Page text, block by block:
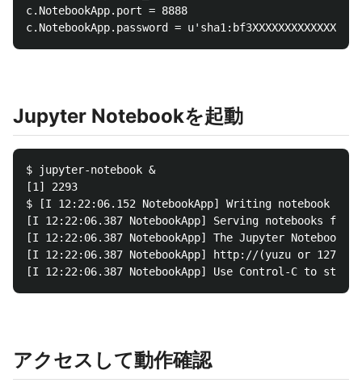
c.NotebookApp.port = 8888
Jupyter Notebookを起動
$ jupyter-notebook &
[1] 2293
$ [I 12:22:06.152 NotebookApp] Writing notebook
[I 12:22:06.387 NotebookApp] Serving notebooks
[I 12:22:06.387 NotebookApp] The Jupyter Notebook
[I 12:22:06.387 NotebookApp] http://(yuzu or
アクセスして動作確認